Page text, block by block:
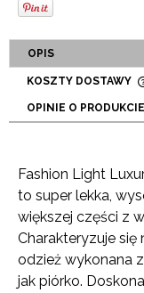
OPIS
KOSZTY DOSTAWY
PŁATNOŚCI
OPINIE O
Fashion Light
to super lekka,
większej części z
Charakteryzuje
odzież wykonana
jak piórko.